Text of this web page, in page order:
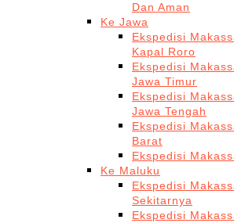
Dan Aman
Ke Jawa
Ekspedisi
Kapal Roro
Ekspedisi
Jawa Timur
Ekspedisi
Jawa Tengah
Ekspedisi
Barat
Ekspedisi
Ke Maluku
Ekspedisi
Sekitarnya
Ekspedisi